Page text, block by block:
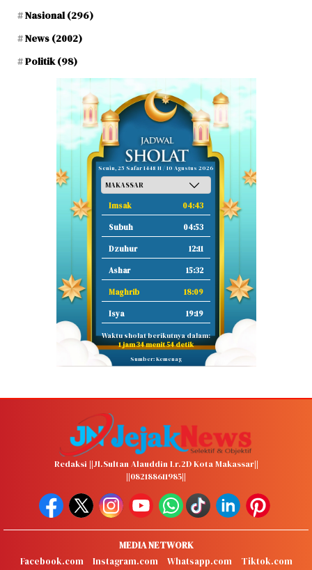
Nasional(296)
News (2002)
Politik(98)
Senin, 25 Safar 1448 H / 10 Agustus 2026
Imsak 04:43
Subuh 04:53
Dzuhur 12:11
Ashar 15:32
Maghrib 18:09
Isya 19:19
Waktu sholat berikutnya dalam:
1 jam 34 menit 53 detik
Sumber: Kemenag
Redaksi ||Jl.Sultan Alauddin Lr.2D Kota Makassar||
||082188611985||
MEDIA NETWORK
Facebook.com
Instagram.com Whatsapp.com
Tiktok.com